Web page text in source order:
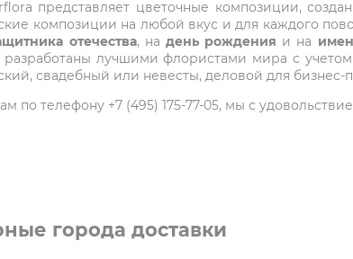
представляет цветочные композиции,
композиции на любой вкус и для каждого
отечества, на день рождения и на
лучшими флористами мира с
свадебный или невесты, деловой для
по телефону +7 (495) 175-77-05, мы с
города доставки